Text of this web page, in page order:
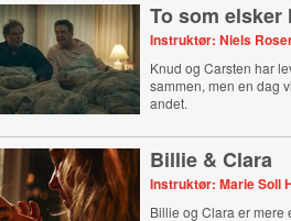
To som elsker
Instruktør: Niels
Knud og Carsten har
sammen, men en dag
andet.
Billie & Clara
Instruktør: Marie Soll
Billie og Clara er mere